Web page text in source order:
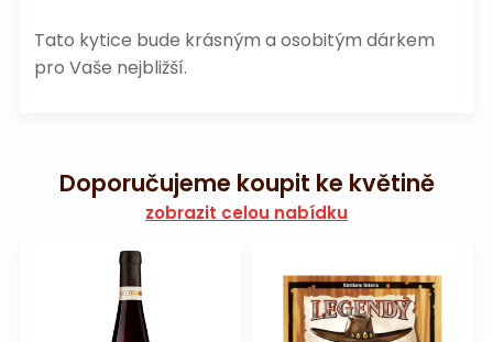
Tato kytice bude krásným a osobitým dárkem
pro Vaše nejbližší.
Doporučujeme koupit ke květině
zobrazit celou nabídku